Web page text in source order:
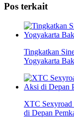
Pos terkait
Tingkatkan
Yogyakarta
XTC Sexyroad
di Depan